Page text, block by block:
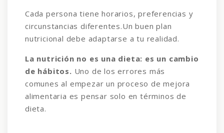
Cada persona tiene horarios, preferencias y
circunstancias diferentes.Un buen plan
nutricional debe adaptarse a tu realidad.
La nutrición no es una dieta: es un cambio
de hábitos. Uno de los errores más
comunes al empezar un proceso de mejora
alimentaria es pensar solo en términos de
dieta.